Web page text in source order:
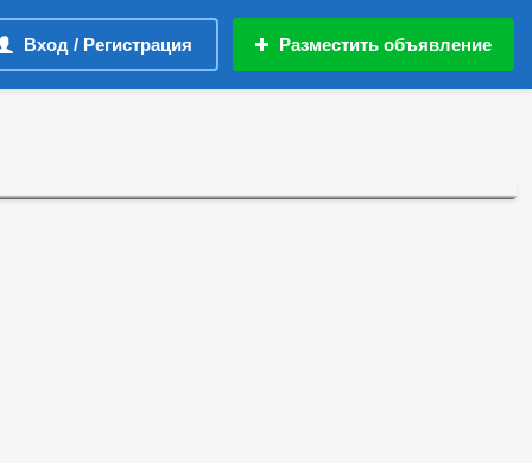
Вход / Регистрация Разместить объявление